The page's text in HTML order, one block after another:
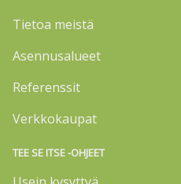
Tietoa meistä
Asennusalueet
Referenssit
Verkkokaupat
TEE SE ITSE -OHJEET